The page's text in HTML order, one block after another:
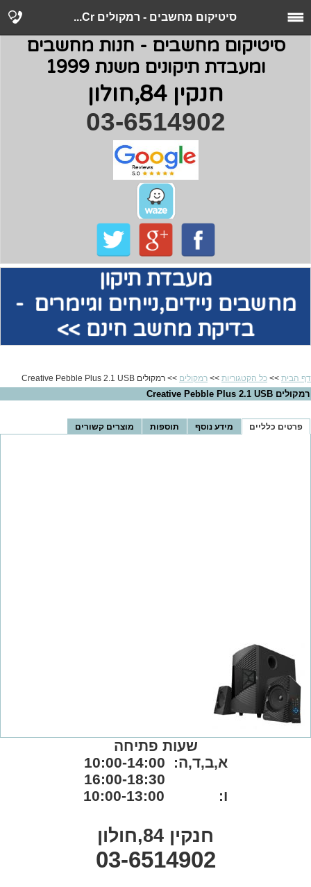
סיטיקום מחשבים - רמקולים Cr...
סיטיקום מחשבים - חנות מחשבים
ומעבדת תיקונים משנת 1999
חנקין 84,חולון
03-6514902
מעבדת תיקון
מחשביםניידים,נייחים וגיימרים -
בדיקת מחשב חינם >>
דף הבית >> כל הקטגוריות >> רמקולים >> רמקולים Creative Pebble Plus 2.1 USB
רמקולים Creative Pebble Plus 2.1 USB
פרטים כלליים מידע נוסף תוספות מוצרים קשורים
שעות פתיחה
א,ב,ד,ה: 10:00-14:00
ו: 10:00-13:00
חנקין 84,חולון
03-6514902